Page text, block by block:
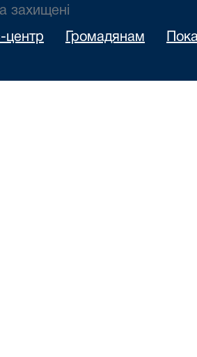
захищені
центр Громадянам